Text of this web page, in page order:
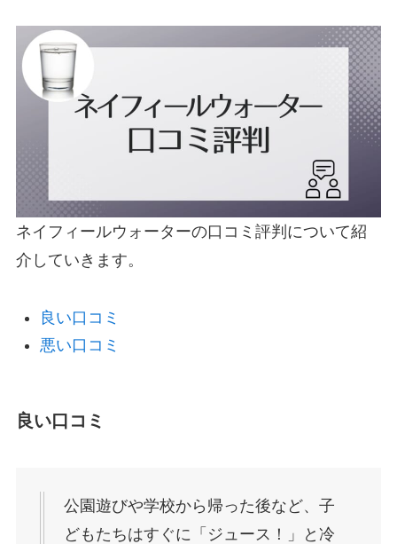
ネイフィールウォーターの口コミ評判について紹
介していきます。
良い口コミ
悪い口コミ
良い口コミ
公園遊びや学校から帰った後など、子
どもたちはすぐに「ジュース！」と冷